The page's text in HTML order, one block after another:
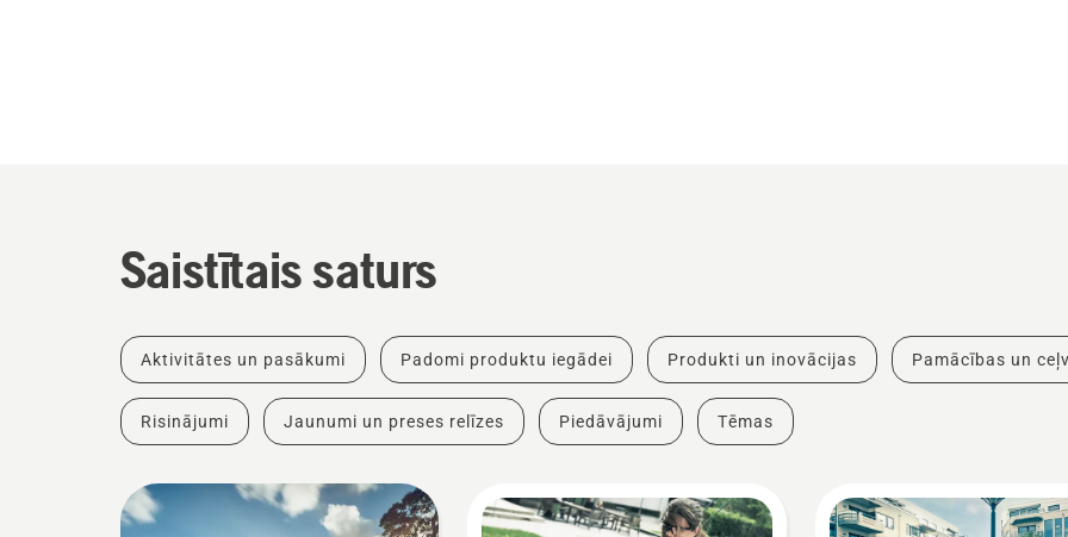
Saistītais saturs
Aktivitātes un pasākumi Padomi produktu iegādei Produkti un inovācijas Pamācības un
Risinājumi Jaunumi un preses relīzes Piedāvājumi Tēmas